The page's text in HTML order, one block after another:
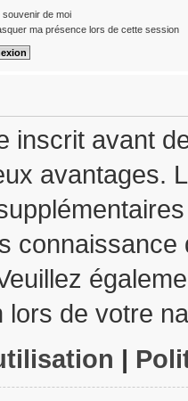
souvenir de moi
ma présence lors de cette session
inscrit avant
avantages.
lors de votre
|